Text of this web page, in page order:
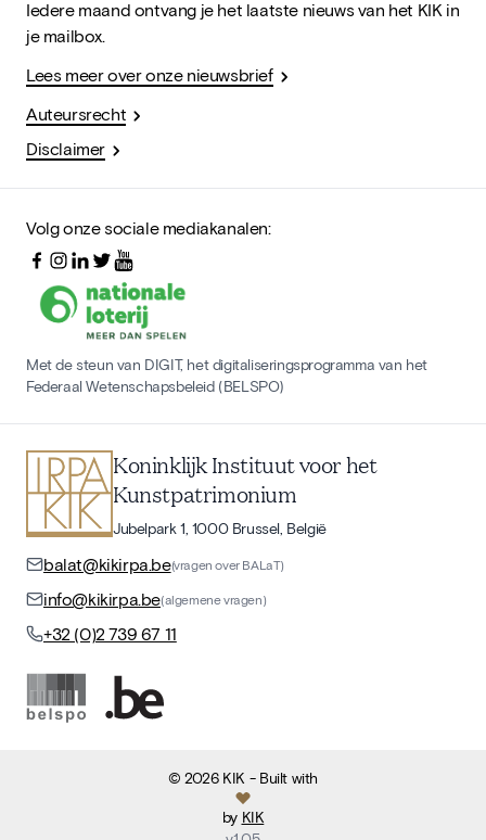
Iedere maand ontvang je het laatste nieuws van het KIK in
je mailbox.
Lees meer over onze nieuwsbrief
Auteursrecht
Disclaimer
Volg onze sociale mediakanalen:
Met de steun van DIGIT, het digitaliseringsprogramma van het
Federaal Wetenschapsbeleid (BELSPO)
Koninklijk Instituut voor het
Kunstpatrimonium
Jubelpark 1, 1000 Brussel, België
balat@kikirpa.be(vragen over BALaT)
info@kikirpa.be(algemene vragen)
+32 (0)2 739 67 11
©2026 KIK - Built with
by KIK